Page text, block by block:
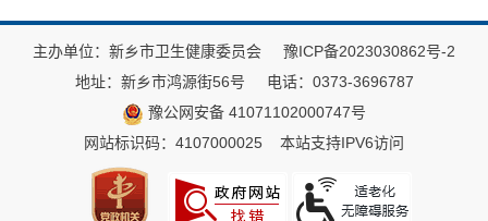
主办单位：新乡市卫生健康委员会
豫ICP备2023030862号-2
地址：新乡市鸿源街56号
电话：0373-3696787
豫公网安备 41071102000747号
网站标识码：4107000025
本站支持IPV6访问